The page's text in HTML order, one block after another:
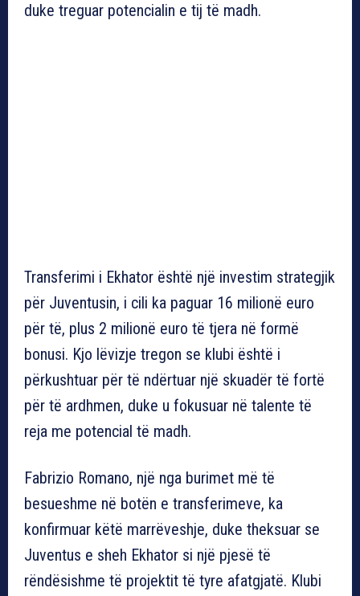
duke treguar potencialin e tij të madh.
Transferimi i Ekhator është një investim strategjik
për Juventusin, i cili ka paguar 16 milionë euro
për të, plus 2 milionë euro të tjera në formë
bonusi. Kjo lëvizje tregon se klubi është i
përkushtuar për të ndërtuar një skuadër të fortë
për të ardhmen, duke u fokusuar në talente të
reja me potencial të madh.
Fabrizio Romano, një nga burimet më të
besueshme në botën e transferimeve, ka
konfirmuar këtë marrëveshje, duke theksuar se
Juventus e sheh Ekhator si një pjesë të
rëndësishme të projektit të tyre afatgjatë. Klubi